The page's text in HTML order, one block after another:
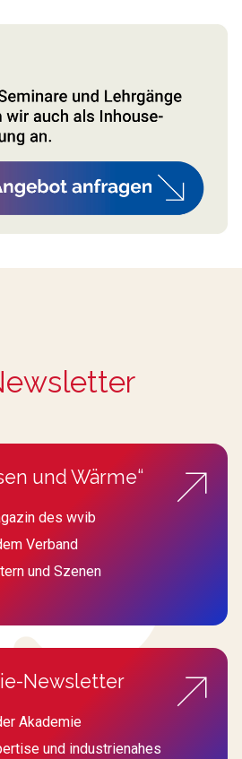
und Wärme“
des wvib
Verband
und Szenen
Newsletter
Akademie
und industrienahes